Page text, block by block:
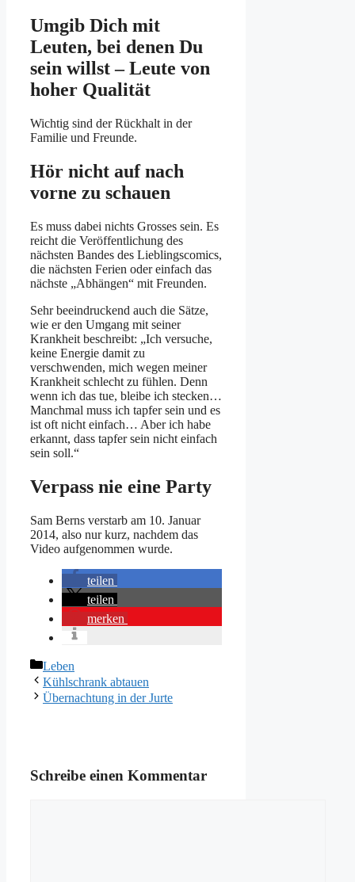
Umgib Dich mit
Leuten, bei denen Du
sein willst – Leute von
hoher Qualität
Wichtig sind der Rückhalt in der
Familie und Freunde.
Hör nicht auf nach
vorne zu schauen
Es muss dabei nichts Grosses sein. Es
reicht die Veröffentlichung des
nächsten Bandes des Lieblingscomics,
die nächsten Ferien oder einfach das
nächste „Abhängen“ mit Freunden.
Sehr beeindruckend auch die Sätze,
wie er den Umgang mit seiner
Krankheit beschreibt: „Ich versuche,
keine Energie damit zu
verschwenden, mich wegen meiner
Krankheit schlecht zu fühlen. Denn
wenn ich das tue, bleibe ich stecken…
Manchmal muss ich tapfer sein und es
ist oft nicht einfach… Aber ich habe
erkannt, dass tapfer sein nicht einfach
sein soll.“
Verpass nie eine Party
Sam Berns verstarb am 10. Januar
2014, also nur kurz, nachdem das
Video aufgenommen wurde.
teilen
teilen
merken
Kategorien
Leben
Kühlschrank abtauen
Übernachtung in der Jurte
Schreibe einen Kommentar